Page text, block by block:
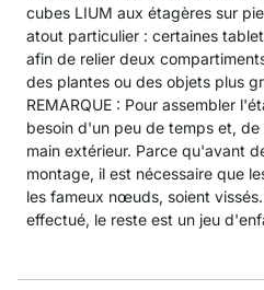
cubes LIUM aux étagères sur
atout particulier : certaines
afin de relier deux
des plantes ou des objets plus
REMARQUE : Pour assembler
besoin d'un peu de temps et,
main extérieur. Parce qu'avant
montage, il est nécessaire que
les fameux nœuds, soient
effectué, le reste est un jeu